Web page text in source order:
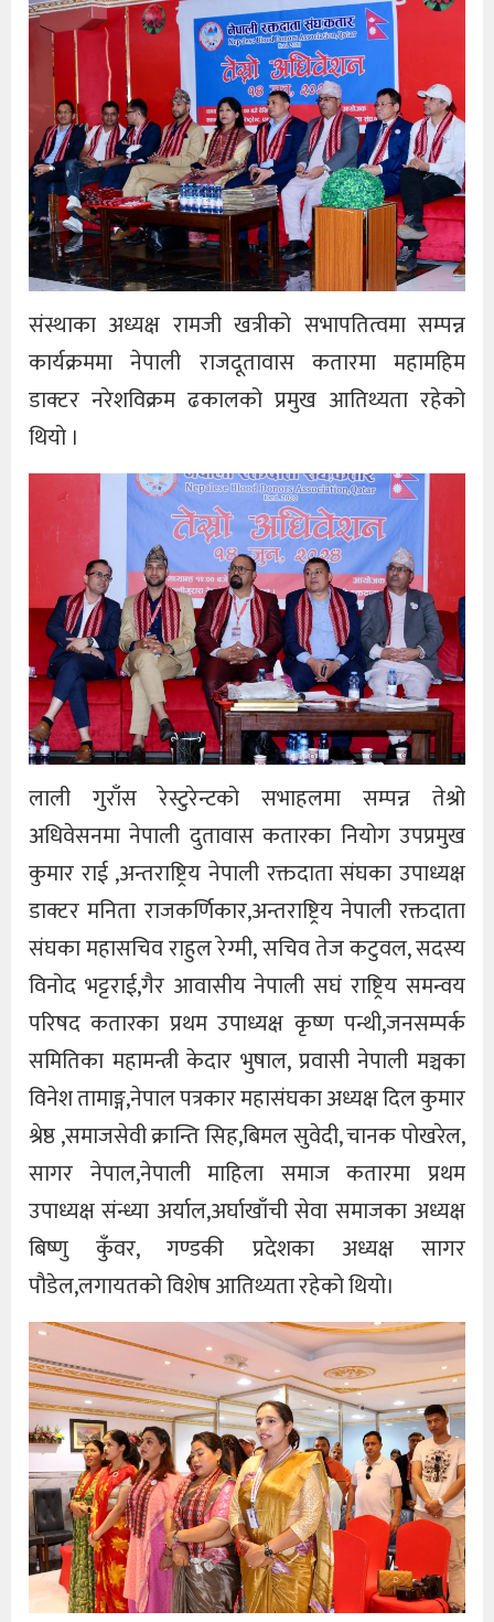
संस्थाका अध्यक्ष रामजी खत्रीको सभापतित्वमा सम्पन्न
कार्यक्रममा नेपाली राजदूतावास कतारमा महामहिम
डाक्टर नरेशविक्रम ढकालको प्रमुख आतिथ्यता रहेको
थियो ।
लाली गुराँस रेस्टुरेन्टको सभाहलमा सम्पन्न तेश्रो
अधिवेसनमा नेपाली दुतावास कतारका नियोग उपप्रमुख
कुमार राई ,अन्तराष्ट्रिय नेपाली रक्तदाता संघका उपाध्यक्ष
डाक्टर मनिता राजकर्णिकार,अन्तराष्ट्रिय नेपाली रक्तदाता
संघका महासचिव राहुल रेग्मी, सचिव तेज कटुवल, सदस्य
विनोद भट्टराई,गैर आवासीय नेपाली सघं राष्ट्रिय समन्वय
परिषद कतारका प्रथम उपाध्यक्ष कृष्ण पन्थी,जनसम्पर्क
समितिका महामन्त्री केदार भुषाल, प्रवासी नेपाली मञ्चका
विनेश तामाङ्ग,नेपाल पत्रकार महासंघका अध्यक्ष दिल कुमार
श्रेष्ठ ,समाजसेवी क्रान्ति सिह,बिमल सुवेदी, चानक पोखरेल,
सागर नेपाल,नेपाली माहिला समाज कतारमा प्रथम
उपाध्यक्ष संन्ध्या अर्याल,अर्घाखाँची सेवा समाजका अध्यक्ष
बिष्णु कुँवर, गण्डकी प्रदेशका अध्यक्ष सागर
पौडेल,लगायतको विशेष आतिथ्यता रहेको थियो।